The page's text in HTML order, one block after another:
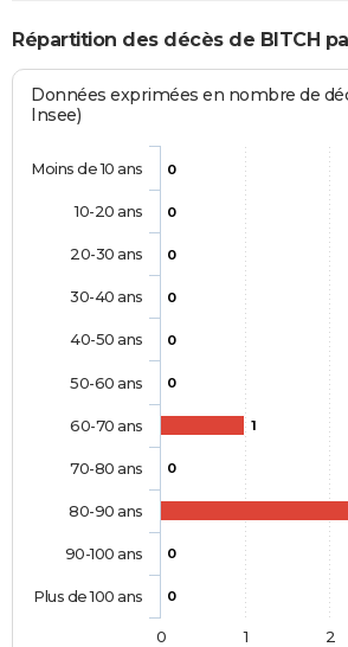
Répartition des décès de BITCH
Données exprimées en nombre de
Insee)
0
0
0
0
0
0
1
0
0
0
Moins de 10 ans
10-20 ans
20-30 ans
30-40 ans
40-50 ans
50-60 ans
60-70 ans
70-80 ans
80-90 ans
90-100 ans
Plus de 100 ans
0 1 2